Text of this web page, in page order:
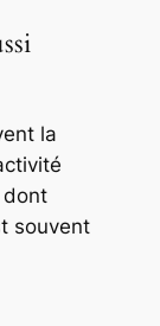
la
dont
souvent